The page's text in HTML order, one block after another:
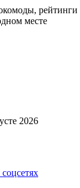
рейтинги
месте
2026